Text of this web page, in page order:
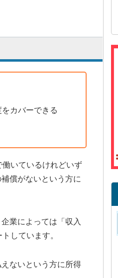
カバーできる
いているけれどいず
償がないという方に
業によっては「収入
しています。
ないという方に所得